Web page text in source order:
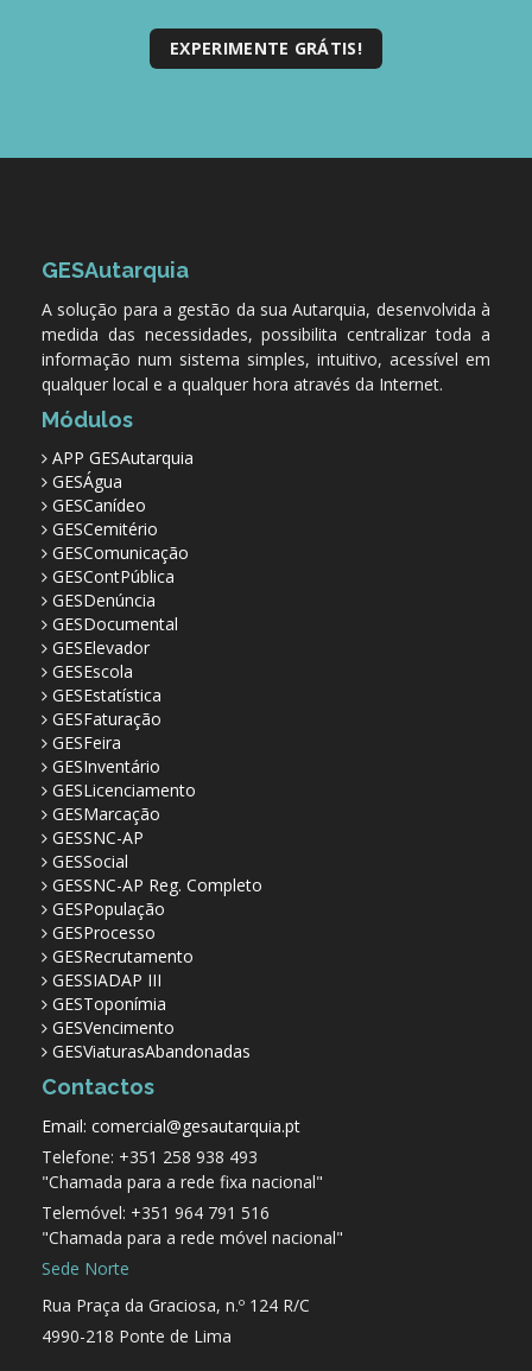
EXPERIMENTE GRÁTIS!
GESAutarquia
A solução para a gestão da sua Autarquia, desenvolvida à
medida das necessidades, possibilita centralizar toda a
informação num sistema simples, intuitivo, acessível em
qualquer local e a qualquer hora através da Internet.
Módulos
APP GESAutarquia
GESÁgua
GESCanídeo
GESCemitério
GESComunicação
GESContPública
GESDenúncia
GESDocumental
GESElevador
GESEscola
GESEstatística
GESFaturação
GESFeira
GESInventário
GESLicenciamento
GESMarcação
GESSNC-AP
GESSocial
GESSNC-AP Reg. Completo
GESPopulação
GESProcesso
GESRecrutamento
GESSIADAP III
GESToponímia
GESVencimento
GESViaturasAbandonadas
Contactos
Email: comercial@gesautarquia.pt
Telefone: +351 258 938 493
"Chamada para a rede fixa nacional"
Telemóvel: +351 964 791 516
"Chamada para a rede móvel nacional"
Sede Norte
Rua Praça da Graciosa, n.º 124 R/C
4990-218 Ponte de Lima